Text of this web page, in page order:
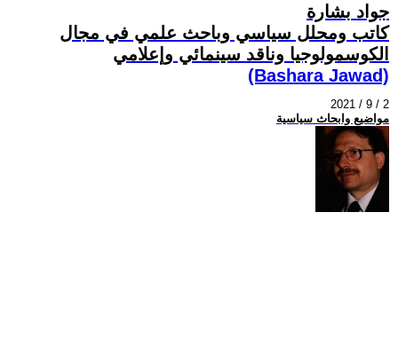
جواد بشارة
كاتب ومحلل سياسي وباحث علمي في مجال
الكوسمولوجيا وناقد سينمائي وإعلامي
(Bashara Jawad)
2021 / 9 / 2
مواضيع وابحاث سياسية